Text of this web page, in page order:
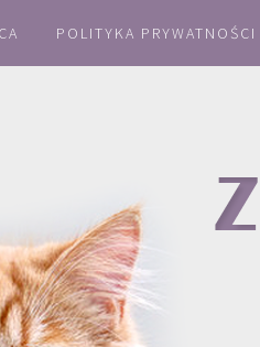
POLITYKA PRYWATNOŚCI